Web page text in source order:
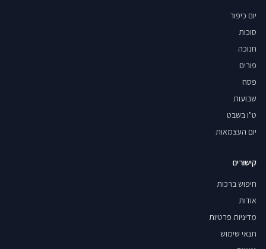
יום כיפור
סוכות
חנוכה
פורים
פסח
שבועות
ט"ו בשבט
יום העצמאות
קישורים
חיפוש ברכות
אודות
מדיניות פרטיות
תנאי שימוש